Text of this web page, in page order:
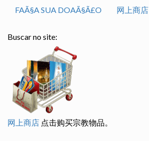
FAÃ§A SUA DOAÃ§Ã£O 网上商店
Buscar no site:
网上商店 点击购买宗教物品。